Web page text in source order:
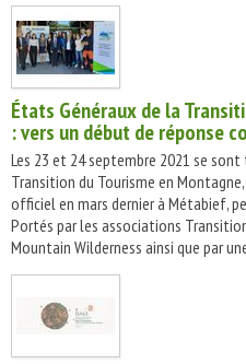
États Généraux de la
: vers un début de réponse
Les 23 et 24 septembre 2021 se
Transition du Tourisme en
officiel en mars dernier à Métabief,
Portés par les associations
Mountain Wilderness ainsi que par